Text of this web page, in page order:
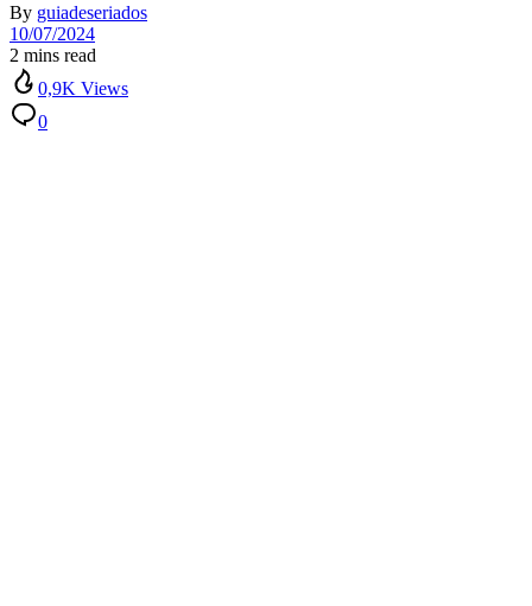
By guiadeseriados
10/07/2024
2 mins read
0,9K Views
0